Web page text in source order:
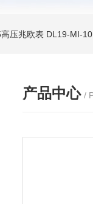
压兆欧表 DL19-MI-
产品中心 /